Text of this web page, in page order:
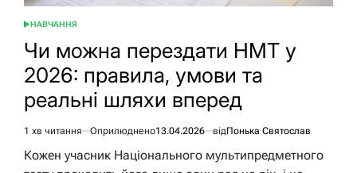
ОПУБЛІКУВАТИ
НАВЧАННЯ
Чи можна перездати НМТ у
2026: правила, умови та
реальні шляхи вперед
Орієнтовний
час
1 хв читання Оприлюднено13.04.2026 відПонька Святослав
Кожен учасник Національного мультипредметного